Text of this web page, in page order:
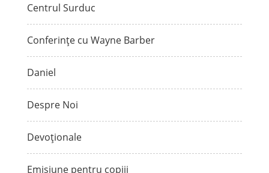
Centrul Surduc
Conferințe cu Wayne Barber
Daniel
Despre Noi
Devoționale
Emisiune pentru copiii